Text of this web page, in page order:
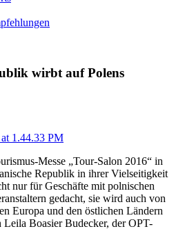
wirbt auf Polens
Messe „Tour-Salon 2016“ in
Republik in ihrer Vielseitigkeit
nur für Geschäfte mit polnischen
gedacht, sie wird auch von
Europa und den östlichen Ländern
Boasier Budecker, der OPT-